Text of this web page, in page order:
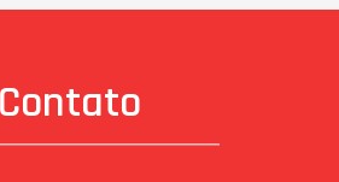
Contato